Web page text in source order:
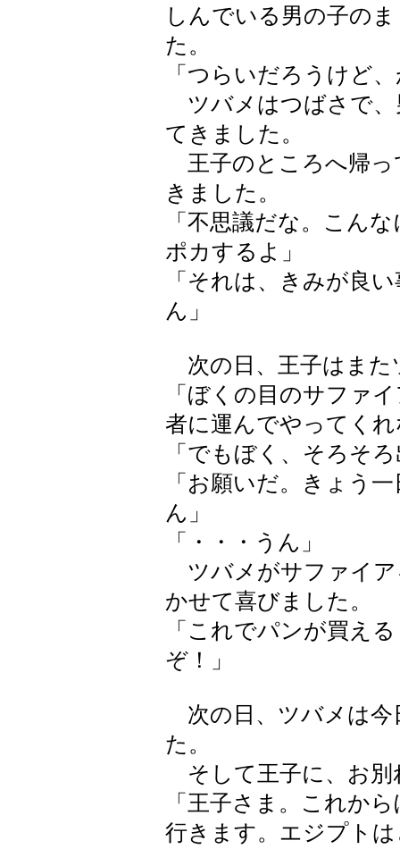
しんでいる男の子の
た。
「つらいだろうけど
ツバメはつばさで、
てきました。
王子のところへ帰っ
きました。
「不思議だな。こん
ポカするよ」
「それは、きみが良
ん」
次の日、王子はまた
「ぼくの目のサファ
者に運んでやってく
「でもぼく、そろそ
「お願いだ。きょう
ん」
「・・・うん」
ツバメがサファイア
かせて喜びました。
「これでパンが買え
ぞ！」
次の日、ツバメは今
た。
そして王子に、お別
「王子さま。これか
行きます。エジプト